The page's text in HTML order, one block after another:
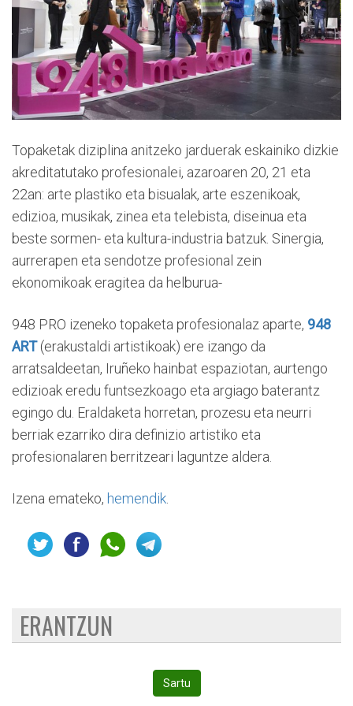
Topaketak diziplina anitzeko jarduerak eskainiko dizkie
akreditatutako profesionalei, azaroaren 20, 21 eta
22an: arte plastiko eta bisualak, arte eszenikoak,
edizioa, musikak, zinea eta telebista, diseinua eta
beste sormen- eta kultura-industria batzuk. Sinergia,
aurrerapen eta sendotze profesional zein
ekonomikoak eragitea da helburua-
948 PRO izeneko topaketa profesionalaz aparte, 948
ART(erakustaldi artistikoak) ere izango da
arratsaldeetan, Iruñeko hainbat espaziotan, aurtengo
edizioak eredu funtsezkoago eta argiago baterantz
egingo du. Eraldaketa horretan, prozesu eta neurri
berriak ezarriko dira definizio artistiko eta
profesionalaren berritzeari laguntze aldera.
Izena emateko, hemendik.
ERANTZUN
Sartu